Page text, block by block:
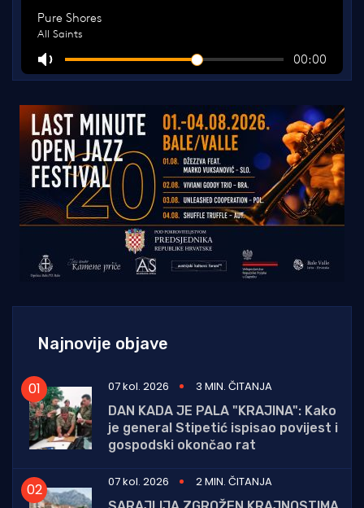
Najnovije objave
07 kol. 2026
3 MIN. ČITANJA
DAN KADA JE PALA "KRAJINA": Kako
je general Stipetić ispisao povijest i
gospodski okončao rat
07 kol. 2026
2 MIN. ČITANJA